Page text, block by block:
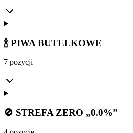
🍾 PIWA BUTELKOWE
7 pozycji
🚫 STREFA ZERO „0.0%”